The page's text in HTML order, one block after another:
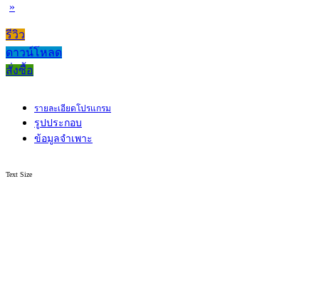
»
รีวิว
ดาวน์โหลด
สั่งซื้อ
รายละเอียดโปรแกรม
รูปประกอบ
ข้อมูลจำเพาะ
Text Size